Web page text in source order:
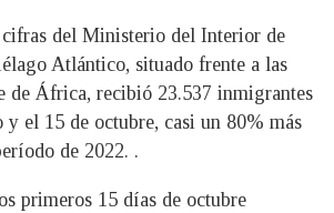
del Ministerio del Interior de
Atlántico, situado frente a las
de África, recibió 23.537 inmigrantes
y el 15 de octubre, casi un 80% más
de 2022. .
primeros 15 días de octubre